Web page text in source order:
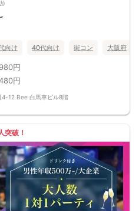
)
向け 40代向け 街コン 大阪府
円
円
4-12 Bee 白馬車ビル8階
突破！